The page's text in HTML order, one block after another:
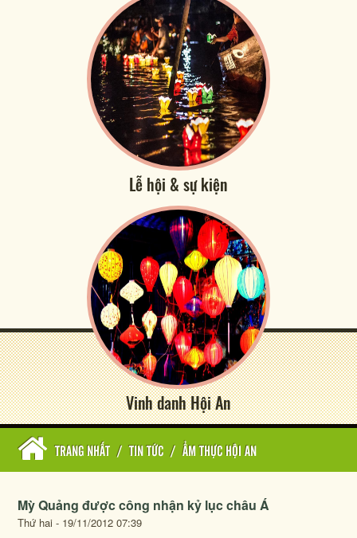
Lễ hội & sự kiện
Vinh danh Hội An
TRANG NHẤT / TIN TỨC / ẨM THỰC HỘI AN
Mỳ Quảng được công nhận kỷ lục châu Á
Thứ hai - 19/11/2012 07:39